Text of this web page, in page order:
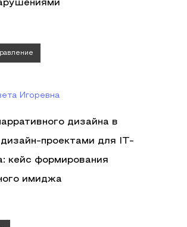
Игоревна
дизайна в
проектами для IT-
кейс формирования
имиджа